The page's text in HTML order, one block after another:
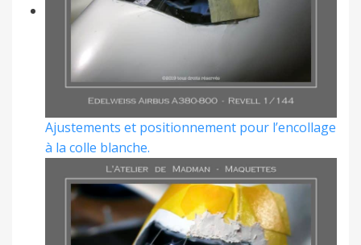
Ajustements et positionnement pour l’encollage
à la colle blanche.